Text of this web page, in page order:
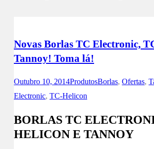
Pontos de Venda
Novas Borlas TC Electronic,
Tannoy! Toma lá!
Outubro 10, 2014ProdutosBorlas, Ofertas,
Electronic, TC-Helicon
BORLAS TC
HELICON E TANNOY